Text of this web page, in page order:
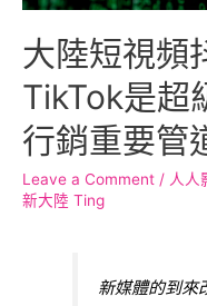
大陸短視頻
TikTok是超
行銷重要管
Leave a Comment / 人人
新大陸 Ting
新媒體的到來